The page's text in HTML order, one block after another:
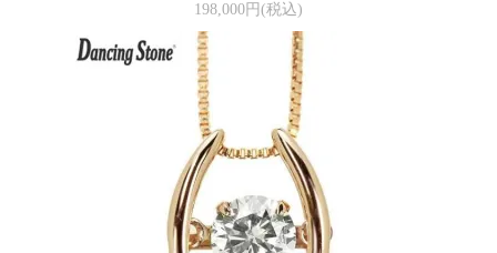
198,000円(税込)